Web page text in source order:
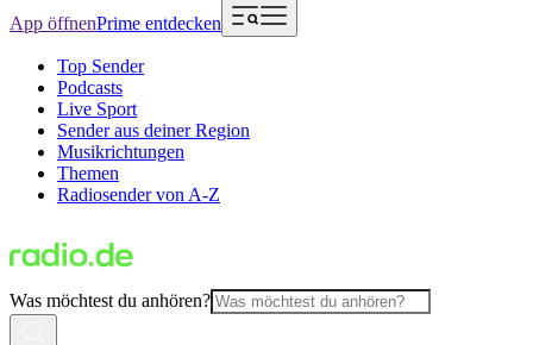
App öffnenPrime entdecken
Top Sender
Podcasts
Live Sport
Sender aus deiner Region
Musikrichtungen
Themen
Radiosender von A-Z
Was möchtest du anhören?